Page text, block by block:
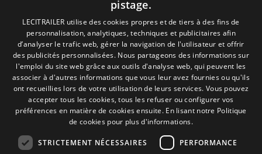
Politique de Confidentialité
Politique de Cookies
Conditions générales de vente
Gérer les cookies
Contact
Camino de los Huertos, S/N. Apdo 100
50620 - Casetas (Zaragoza) SPAIN
+(34) 976 462 121
SPANISH
ENGLISH
FRENCH
ITALIAN
PORTUGUESE
pistage.
LECITRAILER utilise des cookies propres et de tiers à des fins de
personnalisation, analytiques, techniques et publicitaires afin
d’analyser le trafic web, gérer la navigation de l'utilisateur et offrir
des publicités personnalisées. Nous partageons des informations sur
l'emploi du site web grâce aux outils d'analyse web, qui peuvent les
associer à d'autres informations que vous leur avez fournies ou qu'ils
ont recueillies lors de votre utilisation de leurs services. Vous pouvez
accepter tous les cookies, tous les refuser ou configurer vos
préférences en matière de cookies ensuite. En lisant notre Politique
de cookies pour plus d'informations.
STRICTEMENT NÉCESSAIRES PERFORMANCE